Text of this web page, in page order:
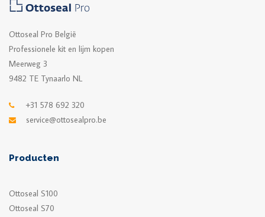
Ottoseal Pro België
Professionele kit en lijm kopen
Meerweg 3
9482 TE Tynaarlo NL
+31 578 692 320
service@ottosealpro.be
Producten
Ottoseal S100
Ottoseal S70